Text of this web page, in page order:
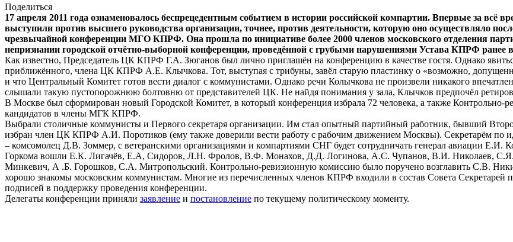
Поделиться
17 апреля 2011 года ознаменовалось беспрецедентным событием в истории российской компартии. Впервые за всё
выступили против высшего руководства организации, точнее, против деятельности, которую оно осуществляло
чрезвычайной конференции МГО КПРФ. Она прошла по инициативе более 2000 членов московского отделения
непризнании городской отчётно-выборной конференции, проведённой с грубыми нарушениями Устава КПРФ ранее в
Как известно, Председатель ЦК КПРФ Г.А. Зюганов был лично приглашён на конференцию в качестве гостя. Однако
приближённого, члена ЦК КПРФ А.Е. Клычкова. Тот, выступая с трибуны, завёл старую пластинку о «возможно,
и что Центральный Комитет готов вести диалог с коммунистами. Однако речи Колычкова не произвели никакого
слышали такую пустопорожнюю болтовню от представителей ЦК. Не найдя понимания у зала, Клычков предпочёл
В Москве был сформирован новый Городской Комитет, в который конференция избрала 72 человека, а также Контрольно-
кандидатов в члены МГК КПРФ.
Выбрали столичные коммунисты и Первого секретаря организации. Им стал опытный партийный работник, бывший
избран член ЦК КПРФ А.И. Поротиков (ему также доверили вести работу с рабочим движением Москвы). Секретарём по
– комсомолец Д.В. Зоммер, с ветеранскими организациями и компартиями СНГ будет сотрудничать генерал авиации
Горкома вошли Е.К. Лигачёв, Е.А, Сидоров, Л.Н. Фролов, В.Ф. Монахов, Д.Д. Логинова, А.С. Чупанов, В.И. Николаев,
Минкевич, А .Б. Горошков, С.А. Митропольский. Контрольно-ревизионную комиссию было поручено возглавить С.В.
хорошо знакомы московским коммунистам. Многие из перечисленных членов КПРФ входили в состав Совета Секретарей
подписей в поддержку проведения конференции.
Делегаты конференции приняли заявление и постановление по текущему политическому моменту.